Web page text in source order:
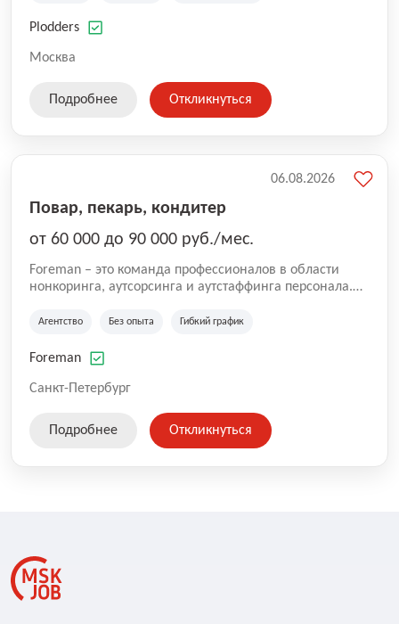
оказываемых услуг.
Plodders
Москва
Подробнее Откликнуться
Повар, пекарь, кондитер
от 60 000 до 90 000 руб./мес.
Foreman – это команда профессионалов в области
нонкоринга, аутсорсинга и аутстаффинга персонала.
реализовывать проекты любой сложности, в которых
уровня роста и развития по всей России. В работе
вакансий. Если вы не нашли подходящую вакансию,
свяжемся с вами в ближайшее время.
Агентство Без опыта Гибкий график
Foreman
Санкт-Петербург
06.08.2026
Подробнее Откликнуться